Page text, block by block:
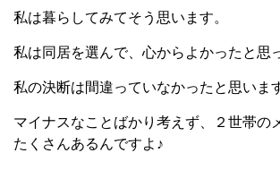
私は暮らしてみてそう思います。
私は同居を選んで、心からよかったと思
私の決断は間違っていなかったと思いま
マイナスなことばかり考えず、２世帯の
たくさんあるんですよ♪